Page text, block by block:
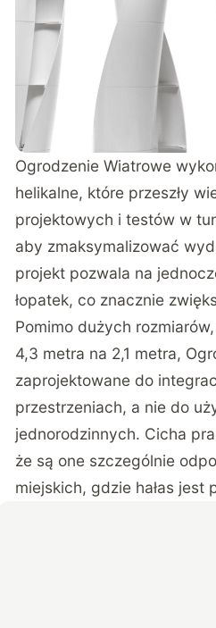
Ogrodzenie Wiatrowe
helikalne, które przeszły
projektowych i testów w
aby zmaksymalizować
projekt pozwala na
łopatek, co znacznie
Pomimo dużych
4,3 metra na 2,1 metra,
zaprojektowane do
przestrzeniach, a nie do
jednorodzinnych. Cicha
że są one szczególnie
miejskich, gdzie hałas jest